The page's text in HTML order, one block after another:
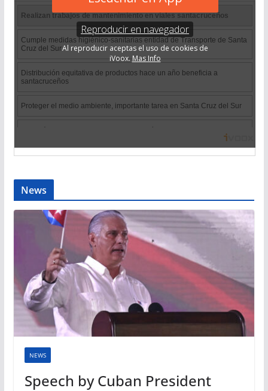
News
NEWS
Speech by Cuban President